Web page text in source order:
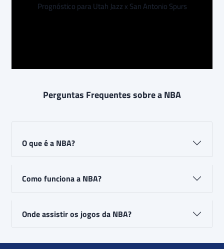
Prognóstico para Utah Jazz x San Antonio Spurs
Perguntas Frequentes sobre a NBA
O que é a NBA?
Como funciona a NBA?
Onde assistir os jogos da NBA?